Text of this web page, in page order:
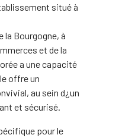
situé à
la Bourgogne, à
et de la
a une capacité
offre un
au sein d¿un
et sécurisé.
pour le